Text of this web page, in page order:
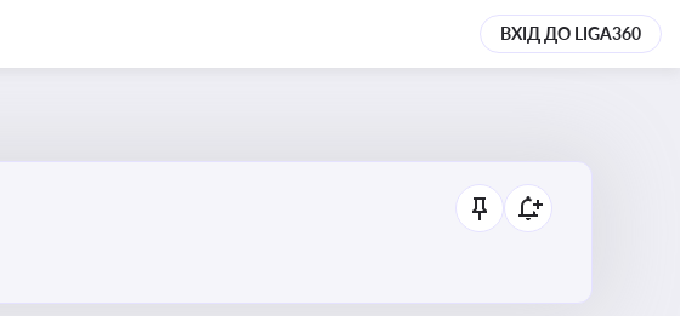
ВХІД ДО LIGA360